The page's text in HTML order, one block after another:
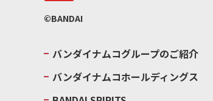
©BANDAI
バンダイナムコグループのご紹介
バンダイナムコホールディングス